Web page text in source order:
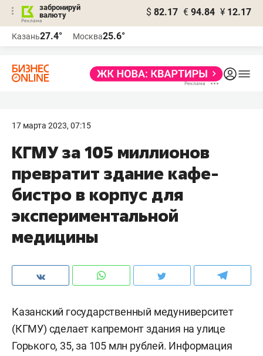
забронируй
валюту
$ 82.17 € 94.84 ¥ 12.17
Казань27.4° Москва25.6°
17 марта 2023, 07:15
КГМУ за 105 миллионов
превратит здание кафе-
бистро в корпус для
экспериментальной
медицины
Казанский государственный медуниверситет
(КГМУ) сделает капремонт здания на улице
Горького, 35, за 105 млн рублей. Информация